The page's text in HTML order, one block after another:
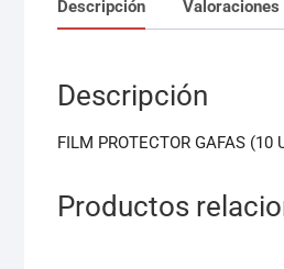
Descripción Valoraciones
Descripción
FILM PROTECTOR GAFAS
Productos